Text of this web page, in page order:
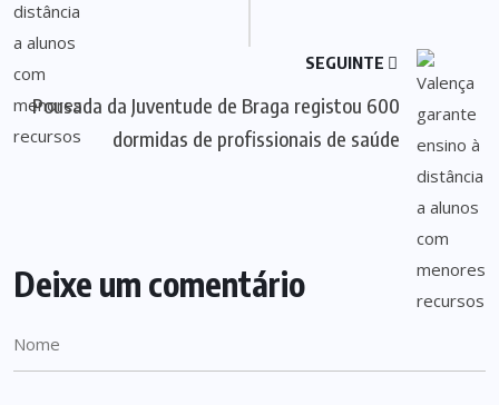
SEGUINTE
Pousada da Juventude de Braga registou 600
dormidas de profissionais de saúde
Deixe um comentário